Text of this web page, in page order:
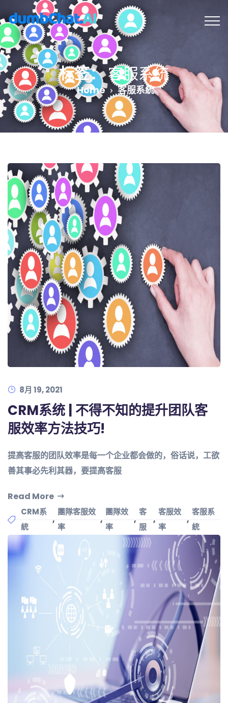
标签：客服系統
Home 客服系統
8月 19, 2021
CRM系统 | 不得不知的提升团队客
服效率方法技巧!
提高客服的团队效率是每一个企业都会做的，俗话说，工欲
善其事必先利其器，要提高客服
Read More
CRM系
統
,
團隊客服效
率
,
團隊效
率
,
客
服
,
客服效
率
,
客服系
統